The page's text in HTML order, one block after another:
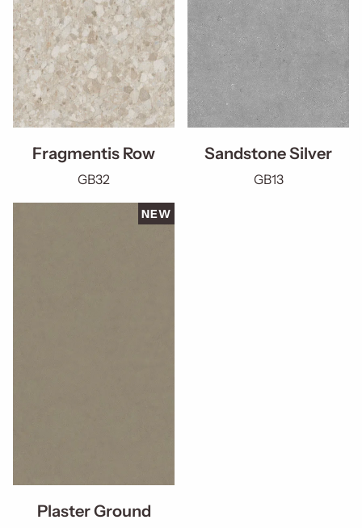
Fragmentis Row
GB32
Sandstone Silver
GB13
NEW
Plaster Ground